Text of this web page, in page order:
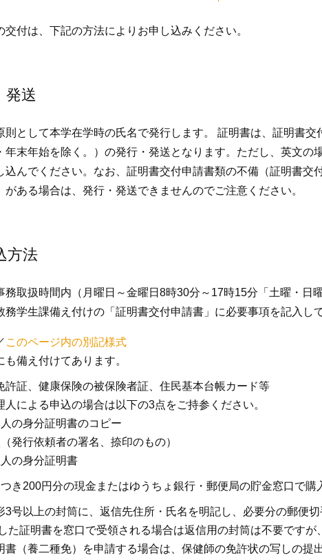
付は、下記の方法によりお申し込みください。
発送
として本学在学時の氏名で発行します。 証明書は、証明書
年末年始を除く。）の発行・発送となります。ただし、英文
込んでください。なお、証明書交付申請書類の不備（証明書交
がある場合は、発行・発送できませんのでご注意ください。
方法
取扱時間内（月曜日～金曜日8時30分～17時15分「土曜・日
学生課備え付けの「証明書交付申請書」に必要事項を記入し
このページ内の別記様式
備え付けてあります。
許証、健康保険の被保険者証、住民基本台帳カード等
による申込の場合は以下の3点をご持参ください。
の身分証明書のコピー
発行依頼者の署名、捺印のもの）
の身分証明書
き200円分の現金またはゆうちょ銀行・郵便局の貯金窓口で購
3号以上の封筒に、返信先住所・氏名を明記し、必要分の郵便
証明書を窓口で受領される場合は返信用の封筒は不要ですが
（養二種免）を申請する場合は、保健師の免許状の写しの提